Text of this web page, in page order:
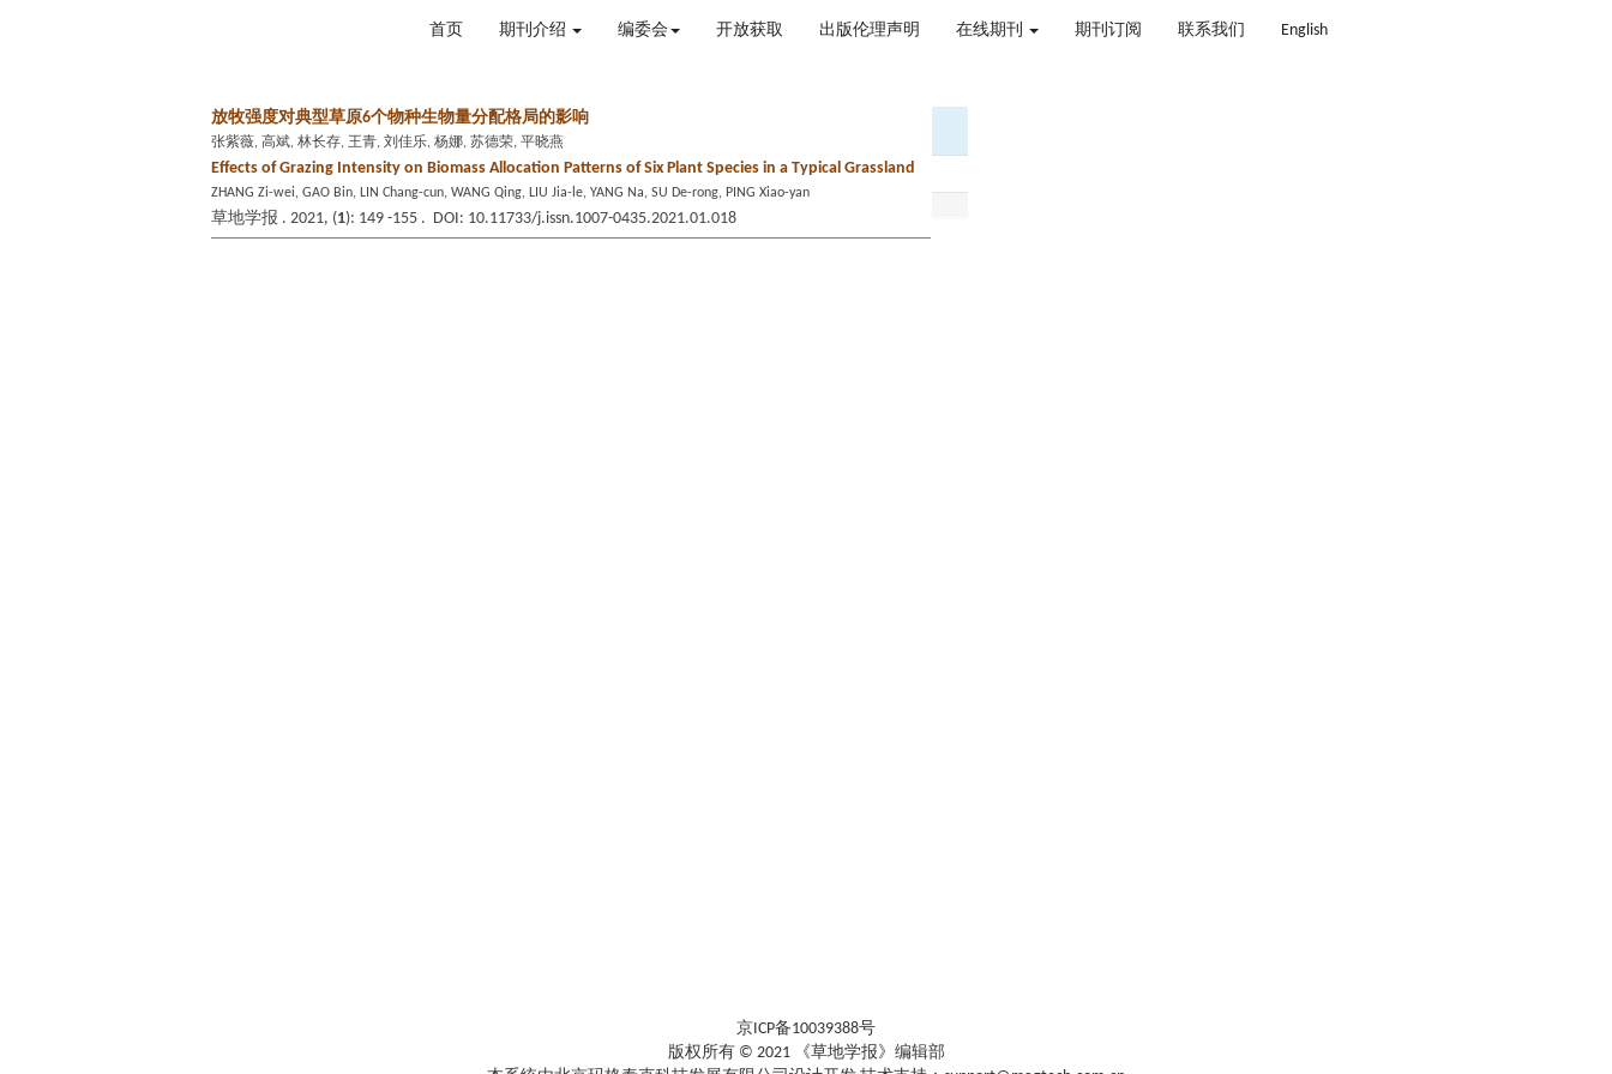
首页 期刊介绍 编委会 开放获取 出版伦理声明 在线期刊 期刊订阅 联系我们 English
放牧强度对典型草原6个物种生物量分配格局的影响
张紫薇, 高斌, 林长存, 王青, 刘佳乐, 杨娜, 苏德荣, 平晓燕
Effects of Grazing Intensity on Biomass Allocation Patterns of Six Plant Species in a Typical Grassland
ZHANG Zi-wei, GAO Bin, LIN Chang-cun, WANG Qing, LIU Jia-le, YANG Na, SU De-rong, PING Xiao-yan
草地学报 . 2021, (1): 149 -155 . DOI: 10.11733/j.issn.1007-0435.2021.01.018
京ICP备10039388号
版权所有 © 2021 《草地学报》编辑部